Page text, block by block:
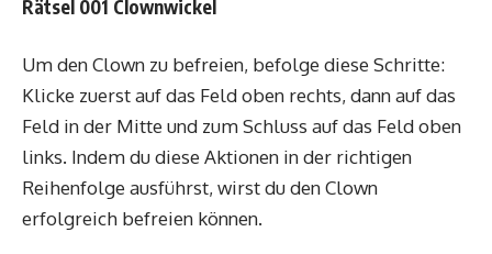
Rätsel 001 Clownwickel
Um den Clown zu befreien, befolge diese Schritte:
Klicke zuerst auf das Feld oben rechts, dann auf das
Feld in der Mitte und zum Schluss auf das Feld oben
links. Indem du diese Aktionen in der richtigen
Reihenfolge ausführst, wirst du den Clown
erfolgreich befreien können.